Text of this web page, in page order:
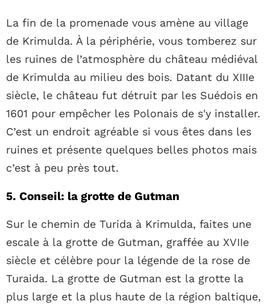
La fin de la promenade vous amène au village
de Krimulda. À la périphérie, vous tomberez sur
les ruines de l’atmosphère du château médiéval
de Krimulda au milieu des bois. Datant du XIIIe
siècle, le château fut détruit par les Suédois en
1601 pour empêcher les Polonais de s'y installer.
C’est un endroit agréable si vous êtes dans les
ruines et présente quelques belles photos mais
c’est à peu près tout.
5. Conseil: la grotte de Gutman
Sur le chemin de Turida à Krimulda, faites une
escale à la grotte de Gutman, graffée au XVIIe
siècle et célèbre pour la légende de la rose de
Turaida. La grotte de Gutman est la grotte la
plus large et la plus haute de la région baltique,